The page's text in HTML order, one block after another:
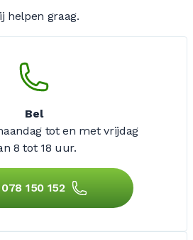
helpen graag.
Bel
tot en met vrijdag
8 tot 18 uur.
150 152